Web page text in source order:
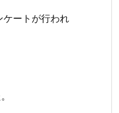
ートが行われ